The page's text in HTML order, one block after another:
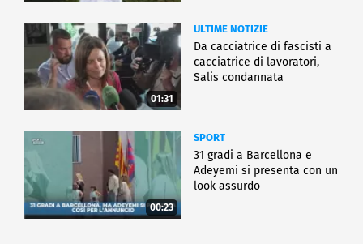
01:31
ULTIME NOTIZIE
Da cacciatrice di fascisti a
cacciatrice di lavoratori,
Salis condannata
00:23
SPORT
31 gradi a Barcellona e
Adeyemi si presenta con un
look assurdo